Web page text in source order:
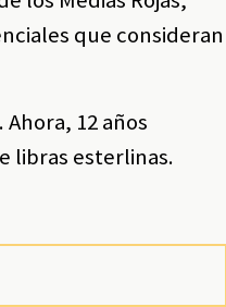
que consideran
12 años
libras esterlinas.